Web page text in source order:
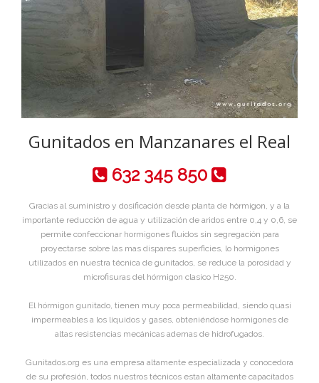
Gunitados en Manzanares el Real
632 345 850
Gracias al suministro y dosificación desde planta de hórmigon, y a la
importante reducción de agua y utilización de aridos entre 0,4 y 0,6, se
permite confeccionar hormigones fluidos sin segregación para
proyectarse sobre las mas dispares superficies, lo hormigones
utilizados en nuestra técnica de gunitados, se reduce la porosidad y
microfisuras del hórmigon clasico H250.
El hórmigon gunitado, tienen muy poca permeabilidad, siendo quasi
impermeables a los líquidos y gases, obteniéndose hormigones de
altas resistencias mecánicas ademas de hidrofugados.
Gunitados.org es una empresa altamente especializada y conocedora
de su profesión, todos nuestros técnicos estan altamente capacitados